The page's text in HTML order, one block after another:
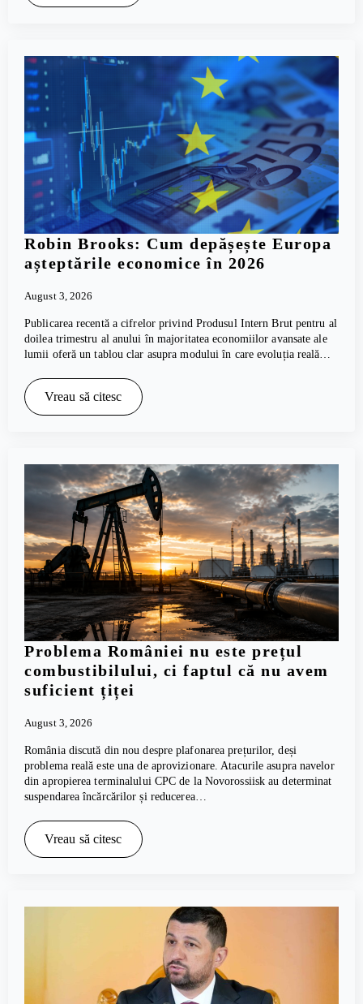
Robin Brooks: Cum depășește Europa
așteptările economice în 2026
August 3, 2026
Publicarea recentă a cifrelor privind Produsul Intern Brut pentru al
doilea trimestru al anului în majoritatea economiilor avansate ale
lumii oferă un tablou clar asupra modului în care evoluția reală…
Vreau să citesc
Problema României nu este prețul
combustibilului, ci faptul că nu avem
suficient țiței
August 3, 2026
România discută din nou despre plafonarea prețurilor, deși
problema reală este una de aprovizionare. Atacurile asupra navelor
din apropierea terminalului CPC de la Novorossiisk au determinat
suspendarea încărcărilor și reducerea…
Vreau să citesc